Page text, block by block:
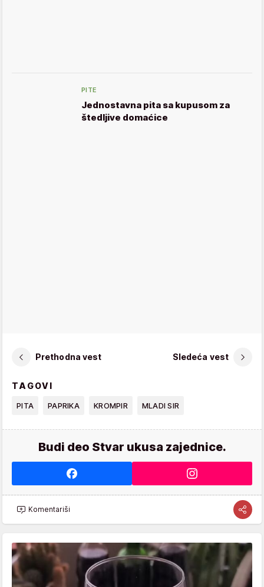
PITE
Jednostavna pita sa kupusom za
štedljive domaćice
Prethodna vest Sledeća vest
TAGOVI
PITA PAPRIKA KROMPIR MLADI SIR
Budi deo Stvar ukusa zajednice.
Komentariši